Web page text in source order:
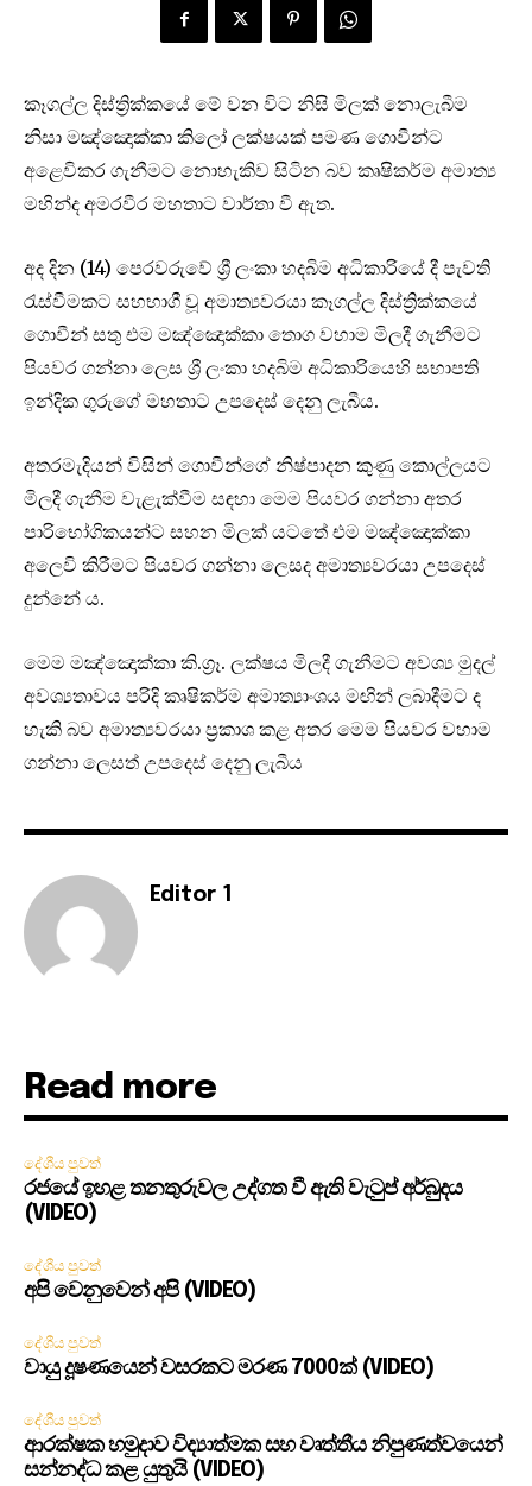
කෑගල්ල දිස්ත්‍රික්කයේ මේ වන විට නිසි මිලක් නොලැබීම
නිසා මඤ්ඤොක්කා කිලෝ ලක්ෂයක් පමණ ගොවීන්ට
අළෙවිකර ගැනීමට නොහැකිව සිටින බව කෘෂිකර්ම අමාත්‍ය
මහින්ද අමරවීර මහතාට වාර්තා වී ඇත.
අද දින (14) පෙරවරුවේ ශ්‍රී ලංකා හදබිම අධිකාරියේ දී පැවති
රැස්වීමකට සහභාගී වූ අමාත්‍යවරයා කෑගල්ල දිස්ත්‍රික්කයේ
ගොවීන් සතු එම මඤ්ඤොක්කා තොග වහාම මිලදී ගැනීමට
පියවර ගන්නා ලෙස ශ්‍රී ලංකා හදබිම අධිකාරියෙහි සභාපති
ඉන්දික ගුරුගේ මහතාට උපදෙස් දෙනු ලැබීය.
අතරමැදියන් විසින් ගොවීන්ගේ නිෂ්පාදන කුණු කොල්ලයට
මිලදී ගැනීම වැළැක්වීම සඳහා මෙම පියවර ගන්නා අතර
පාරිභෝගිකයන්ට සහන මිලක් යටතේ එම මඤ්ඤොක්කා
අලෙවි කිරීමට පියවර ගන්නා ලෙසද අමාත්‍යවරයා උපදෙස්
දුන්නේ ය.
මෙම මඤ්ඤොක්කා කි.ග්‍රෑ. ලක්ෂය මිලදී ගැනීමට අවශ්‍ය මුදල්
අවශ්‍යතාවය පරිදි කෘෂිකර්ම අමාත්‍යාංශය මඟින් ලබාදීමට ද
හැකි බව අමාත්‍යවරයා ප්‍රකාශ කළ අතර මෙම පියවර වහාම
ගන්නා ලෙසත් උපදෙස් දෙනු ලැබීය
Editor 1
Read more
දේශීය පුවත්
රජයේ ඉහළ තනතුරුවල උද්ගත වී ඇති වැටුප් අර්බුදය
(VIDEO)
දේශීය පුවත්
අපි වෙනුවෙන් අපි (VIDEO)
දේශීය පුවත්
වායු දූෂණයෙන් වසරකට මරණ 7000ක් (VIDEO)
දේශීය පුවත්
ආරක්ෂක හමුදාව විද්‍යාත්මක සහ වෘත්තීය නිපුණත්වයෙන්
සන්නද්ධ කළ යුතුයි (VIDEO)